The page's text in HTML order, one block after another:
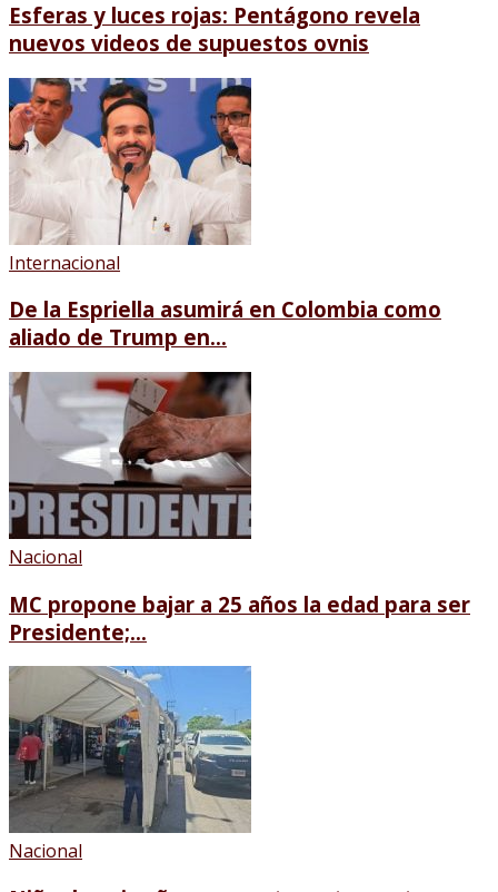
Esferas y luces rojas: Pentágono revela
nuevos videos de supuestos ovnis
Internacional
De la Espriella asumirá en Colombia como
aliado de Trump en...
Nacional
MC propone bajar a 25 años la edad para ser
Presidente;...
Nacional